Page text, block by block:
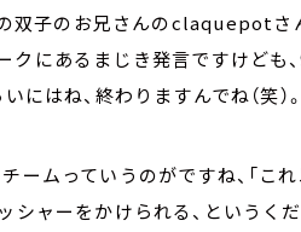
双子のお兄さんのclaquepotさ
にあるまじき発言ですけども
はね、終わりますんでね（笑）
ームっていうのがですね、「こ
シャーをかけられる、というくだ